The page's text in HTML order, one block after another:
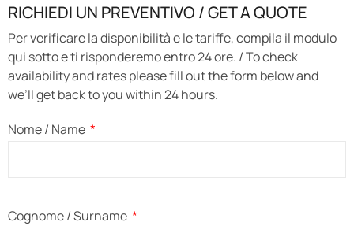
RICHIEDI UN PREVENTIVO / GET A QUOTE
Per verificare la disponibilità e le tariffe, compila il modulo
qui sotto e ti risponderemo entro 24 ore. / To check
availability and rates please fill out the form below and
we’ll get back to you within 24 hours.
Nome / Name
Cognome / Surname